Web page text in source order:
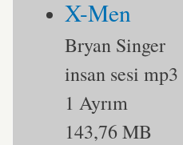
X-Men
Bryan Singer
insan sesi mp3
1 Ayrım
143,76 MB